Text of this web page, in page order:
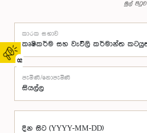
02
මුල් පිටුව
කාරක සභාව
පැමිණි/නොපැමිණි
දින සිට (YYYY-MM-DD)